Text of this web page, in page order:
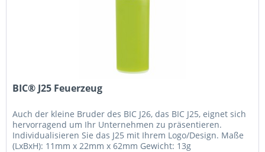
BIC® J25 Feuerzeug
Auch der kleine Bruder des BIC J26, das BIC J25, eignet sich
hervorragend um Ihr Unternehmen zu präsentieren.
Individualisieren Sie das J25 mit Ihrem Logo/Design. Maße
(LxBxH): 11mm x 22mm x 62mm Gewicht: 13g